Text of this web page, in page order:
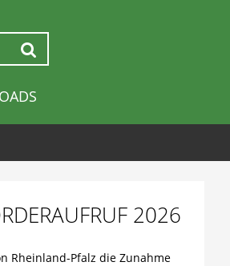
2026
Rheinland-Pfalz die Zunahme